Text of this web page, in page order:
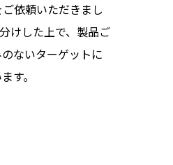
依頼いただきまし
けした上で、製品ご
ないターゲットに
す。